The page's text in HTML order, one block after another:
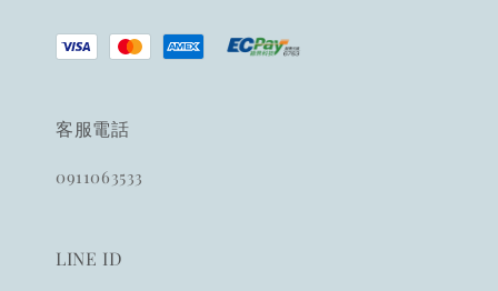
客服電話
0911063533
LINE ID